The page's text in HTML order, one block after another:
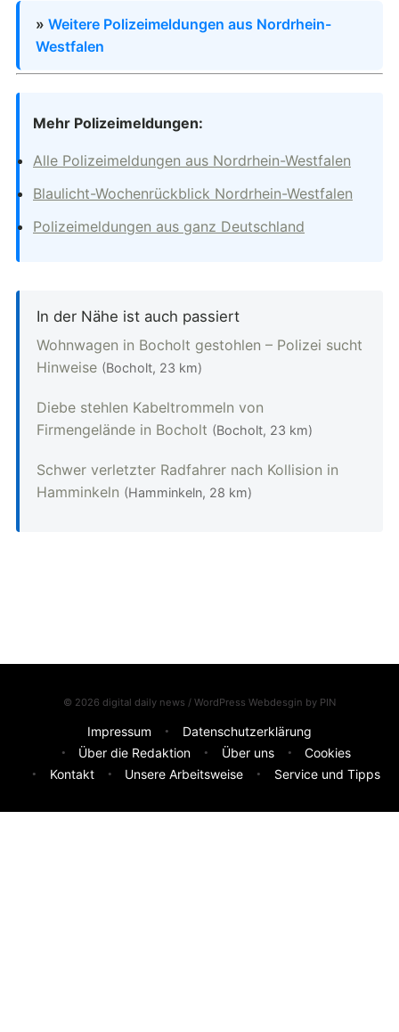
» Weitere Polizeimeldungen aus Nordrhein-
Westfalen
Mehr Polizeimeldungen:
Alle Polizeimeldungen aus Nordrhein-Westfalen
Blaulicht-Wochenrückblick Nordrhein-Westfalen
Polizeimeldungen aus ganz Deutschland
In der Nähe ist auch passiert
Wohnwagen in Bocholt gestohlen – Polizei sucht
Hinweise (Bocholt, 23 km)
Diebe stehlen Kabeltrommeln von
Firmengelände in Bocholt (Bocholt, 23 km)
Schwer verletzter Radfahrer nach Kollision in
Hamminkeln (Hamminkeln, 28 km)
© 2026 digital daily news / WordPress Webdesgin by PIN
Impressum
Datenschutzerklärung
Über die Redaktion
Über uns
Cookies
Kontakt
Unsere Arbeitsweise Service und Tipps